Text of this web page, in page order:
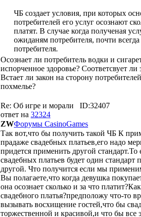
ЧБ создает условия, при которых
потребителей его услуг осознают
платят. В случае когда полученая
ожиданям потребителя, почти всегда
потребителя.
Осознает ли потребитель водки и
испорченное здоровье? Соответсвует
Встает ли закон на сторону
похмелье?
Re: Об игре и морали
ID:32407
ответ на 32324
ZWФорумы CasinoGames
Так вот,что бы получить такой ЧБ К
прадаже свадебных платьев,его надо
придется применить другой стандарт.То
свадебных платьев будет один стандарт
другой. Что получится если мы
Вы полагаете,что когда девушка
она осознает сколько и за что
свадебного платья?предположу что-то
вызывать восхищение гостей,что бы
торжественной и красивой,и что бы все